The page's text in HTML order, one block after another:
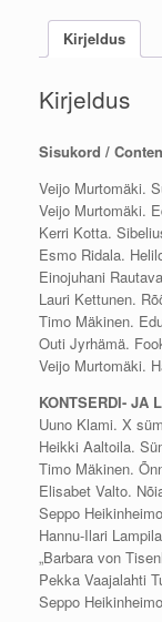
(2009)
of
the
Eduard
Society
9
(2009)
kogus
Kirjeldus
Kirjeldus
Sisukord /
Veijo Murtomäki.
Veijo Murtomäki.
Kerri Kotta.
Esmo Ridala.
Einojuhani
Lauri Kettunen.
Timo Mäkinen.
Outi Jyrhämä.
Veijo Murtomäki.
KONTSERDI- JA
Uuno Klami. X
Heikki Aaltoila.
Timo Mäkinen.
Elisabet Valto.
Seppo
Hannu-Ilari
„Barbara von
Pekka Vaajalahti
Seppo